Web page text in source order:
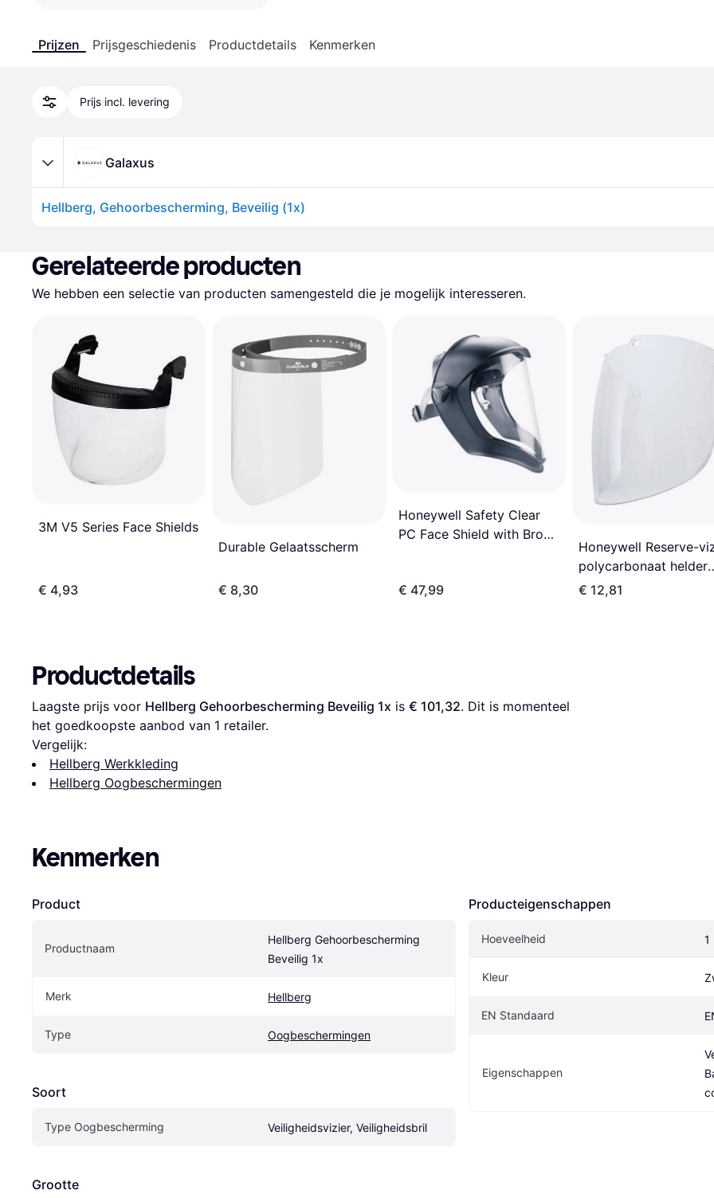
Prijzen Prijsgeschiedenis Productdetails Kenmerken
Prijs incl. levering
Galaxus
Hellberg, Gehoorbescherming, Beveilig (1x)
Gerelateerde producten
We hebben een selectie van producten samengesteld die je mogelijk interesseren.
3M V5 Series Face Shields
€ 4,93
Durable Gelaatsscherm
€ 8,30
Honeywell Safety Clear
PC Face Shield with Brow,
Particles
€ 47,99
Honeywell Reserve-
polycarbonaat helder
ongecoat EN 166 stuk
€ 12,81
Productdetails
Laagste prijs voor Hellberg Gehoorbescherming Beveilig 1x is € 101,32. Dit is momenteel
het goedkoopste aanbod van 1 retailer.
Vergelijk:
Hellberg Werkkleding
Hellberg Oogbeschermingen
Kenmerken
Product
Productnaam
Hellberg Gehoorbescherming
Beveilig 1x
Merk Hellberg
Type Oogbeschermingen
Soort
Type Oogbescherming Veiligheidsvizier, Veiligheidsbril
Grootte
Producteigenschappen
Hoeveelheid 1
Kleur
EN Standaard
Eigenschappen